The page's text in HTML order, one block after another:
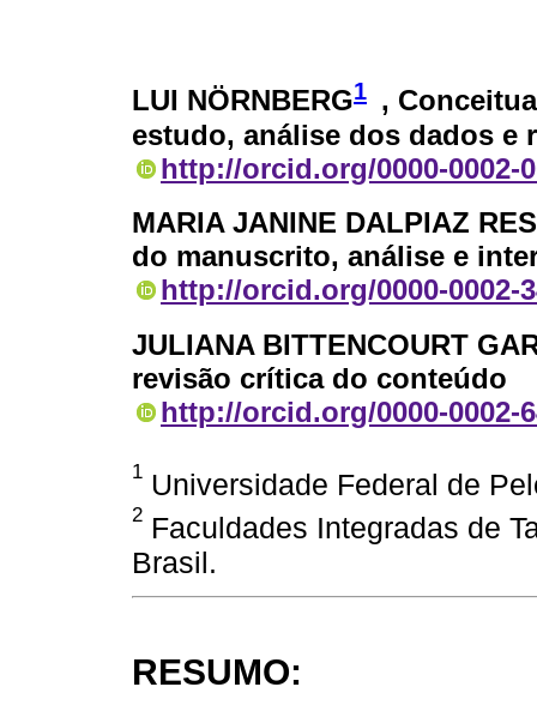
LUI NÖRNBERG1 ,
estudo, análise dos dados e
http://orcid.org/0000-0002-
MARIA JANINE DALPIAZ
do manuscrito, análise e
http://orcid.org/0000-0002-
JULIANA BITTENCOURT
revisão crítica do conteúdo
http://orcid.org/0000-0002-
1 Universidade Federal de
2 Faculdades Integradas de
Brasil.
RESUMO: